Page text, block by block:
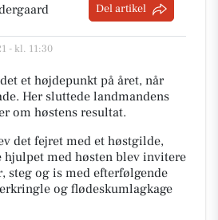
Del artikel
- kl. 11:30
et højdepunkt på året, når
Her sluttede landmandens
om høstens resultat.
det fejret med et høstgilde,
hjulpet med høsten blev invitere
steg og is med efterfølgende
og flødeskumlagkage